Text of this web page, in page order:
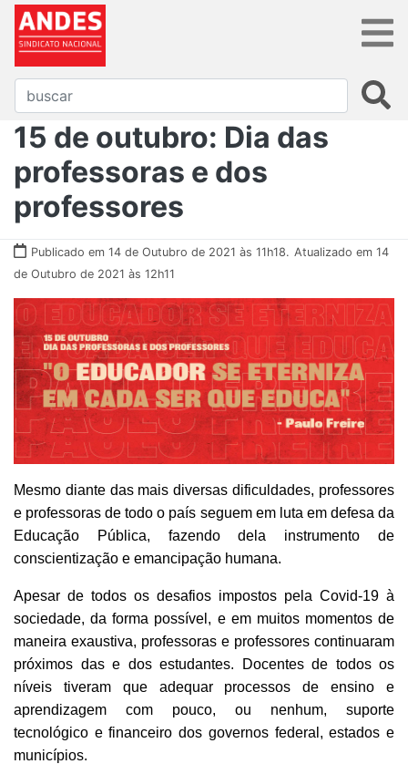
15 de outubro: Dia das
professoras e dos
professores
Publicado em 14 de Outubro de 2021 às 11h18. Atualizado em 14
de Outubro de 2021 às 12h11
Mesmo diante das mais diversas dificuldades, professores
e professoras de todo o país seguem em luta em defesa da
Educação Pública, fazendo dela instrumento de
conscientização e emancipação humana.
Apesar de todos os desafios impostos pela Covid-19 à
sociedade, da forma possível, e em muitos momentos de
maneira exaustiva, professoras e professores continuaram
próximos das e dos estudantes. Docentes de todos os
níveis tiveram que adequar processos de ensino e
aprendizagem com pouco, ou nenhum, suporte
tecnológico e financeiro dos governos federal, estados e
municípios.